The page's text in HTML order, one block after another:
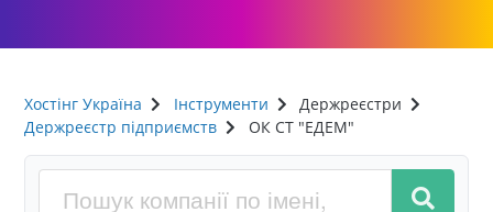
Хостінг Україна Інструменти
Держреєстри
Держреєстр підприємств
ОК СТ "ЕДЕМ"